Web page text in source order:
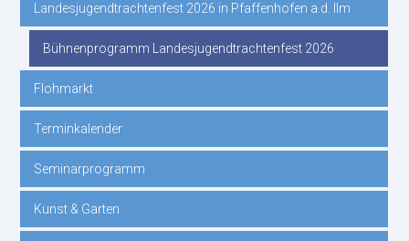
Landesjugendtrachtenfest 2026 in Pfaffenhofen a.d. Ilm
Bühnenprogramm Landesjugendtrachtenfest 2026
Flohmarkt
Terminkalender
Seminarprogramm
Kunst & Garten